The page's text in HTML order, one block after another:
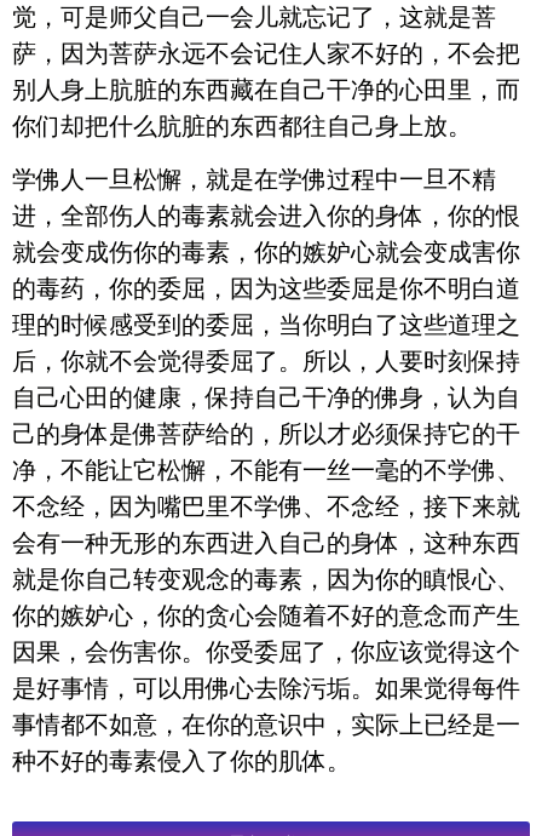
觉，可是师父自己一会儿就忘记了，这就是菩
萨，因为菩萨永远不会记住人家不好的，不会把
别人身上肮脏的东西藏在自己干净的心田里，而
你们却把什么肮脏的东西都往自己身上放。
学佛人一旦松懈，就是在学佛过程中一旦不精
进，全部伤人的毒素就会进入你的身体，你的恨
就会变成伤你的毒素，你的嫉妒心就会变成害你
的毒药，你的委屈，因为这些委屈是你不明白道
理的时候感受到的委屈，当你明白了这些道理之
后，你就不会觉得委屈了。所以，人要时刻保持
自己心田的健康，保持自己干净的佛身，认为自
己的身体是佛菩萨给的，所以才必须保持它的干
净，不能让它松懈，不能有一丝一毫的不学佛、
不念经，因为嘴巴里不学佛、不念经，接下来就
会有一种无形的东西进入自己的身体，这种东西
就是你自己转变观念的毒素，因为你的瞋恨心、
你的嫉妒心，你的贪心会随着不好的意念而产生
因果，会伤害你。你受委屈了，你应该觉得这个
是好事情，可以用佛心去除污垢。如果觉得每件
事情都不如意，在你的意识中，实际上已经是一
种不好的毒素侵入了你的肌体。